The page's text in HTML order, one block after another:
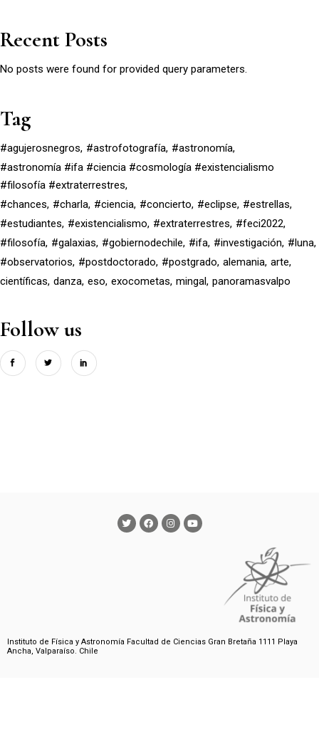
Recent Posts
No posts were found for provided query parameters.
Tag
#agujerosnegros #astrofotografía #astronomía
#astronomía #ifa #ciencia #cosmología #existencialismo
#filosofía #extraterrestres
#chances #charla #ciencia #concierto #eclipse #estrellas
#estudiantes #existencialismo #extraterrestres #feci2022
#filosofía #galaxias #gobiernodechile #ifa #investigación #luna
#observatorios #postdoctorado #postgrado alemania arte
científicas danza eso exocometas mingal panoramasvalpo
Follow us
Instituto de Física y Astronomía Facultad de Ciencias Gran Bretaña 1111 Playa
Ancha, Valparaíso. Chile